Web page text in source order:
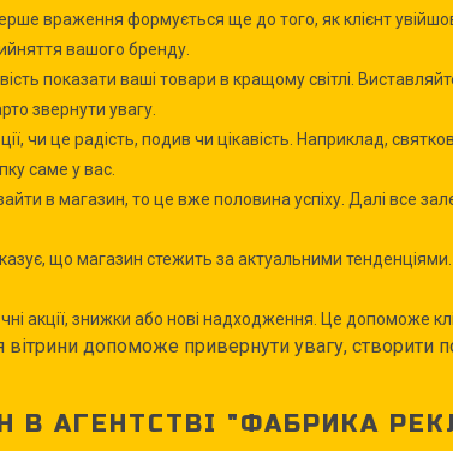
враження формується ще до того, як клієнт
вашого бренду.
показати ваші товари в кращому світлі.
звернути увагу.
чи це радість, подив чи цікавість. Наприклад,
саме у вас.
в магазин, то це вже половина успіху. Далі все
що магазин стежить за актуальними тенденціями.
акції, знижки або нові надходження. Це допоможе
допоможе привернути увагу, створити
В АГЕНТСТВІ "ФАБРИКА